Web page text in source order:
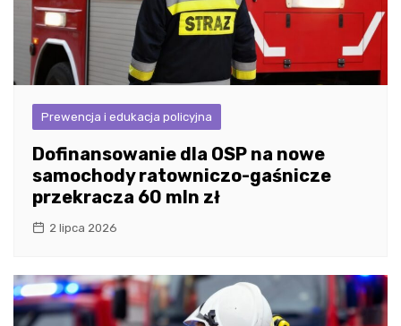
Prewencja i edukacja policyjna
Dofinansowanie dla OSP na nowe
samochody ratowniczo-gaśnicze
przekracza 60 mln zł
2 lipca 2026